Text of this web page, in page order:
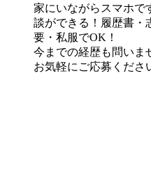
家にいながらスマホで
談ができる！履歴書・
要・私服でOK！
今までの経歴も問いま
お気軽にご応募くださ